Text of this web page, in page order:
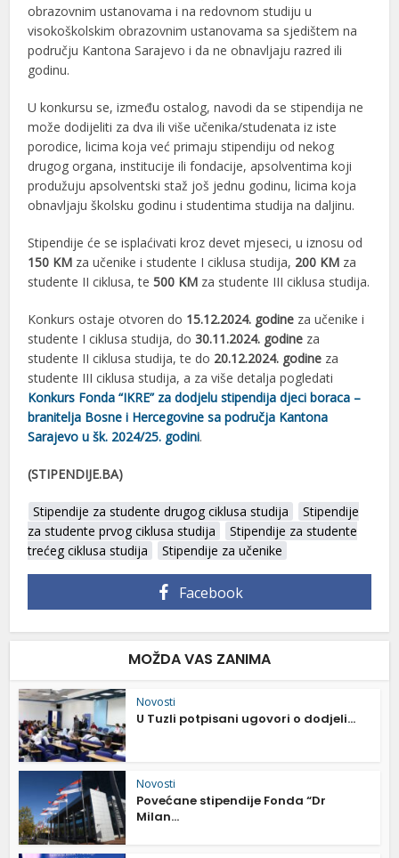
obrazovnim ustanovama i na redovnom studiju u
visokoškolskim obrazovnim ustanovama sa sjedištem na
području Kantona Sarajevo i da ne obnavljaju razred ili
godinu.
U konkursu se, između ostalog, navodi da se stipendija ne
može dodijeliti za dva ili više učenika/studenata iz iste
porodice, licima koja već primaju stipendiju od nekog
drugog organa, institucije ili fondacije, apsolventima koji
produžuju apsolventski staž još jednu godinu, licima koja
obnavljaju školsku godinu i studentima studija na daljinu.
Stipendije će se isplaćivati kroz devet mjeseci, u iznosu od
150 KM za učenike i studente I ciklusa studija, 200 KM za
studente II ciklusa, te500 KM za studente III ciklusa studija.
Konkurs ostaje otvoren do 15.12.2024. godine za učenike i
studente I ciklusa studija, do30.11.2024. godine za
studente II ciklusa studija, te do 20.12.2024. godine za
studente III ciklusa studija, a za više detalja pogledati
Konkurs Fonda “IKRE” za dodjelu stipendija djeci boraca –
branitelja Bosne i Hercegovine sa područja Kantona
Sarajevo u šk. 2024/25. godini.
(STIPENDIJE.BA)
Stipendije za studente drugog ciklusa studija
Stipendije
za studente prvog ciklusa studija
Stipendije za studente
trećeg ciklusa studija
Stipendije za učenike
Facebook
MOŽDA VAS ZANIMA
Novosti
U Tuzli potpisani ugovori o dodjeli...
Novosti
Povećane stipendije Fonda “Dr
Milan...